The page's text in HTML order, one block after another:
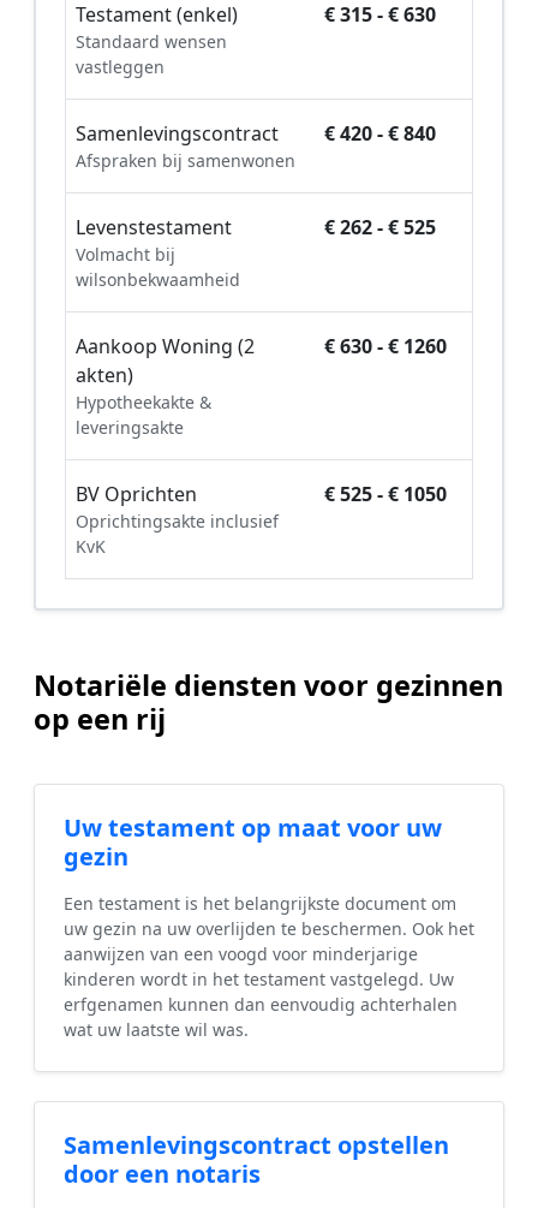
Testament (enkel)
Standaard wensen
vastleggen
€ 315 - € 630
Samenlevingscontract
Afspraken bij samenwonen
€ 420 - € 840
Levenstestament
Volmacht bij
wilsonbekwaamheid
€ 262 - € 525
Aankoop Woning (2
akten)
Hypotheekakte &
leveringsakte
€ 630 - € 1260
BV Oprichten
Oprichtingsakte inclusief
KvK
€ 525 - € 1050
Notariële diensten voor gezinnen
op een rij
Uw testament op maat voor uw
gezin
Een testament is het belangrijkste document om
uw gezin na uw overlijden te beschermen. Ook het
aanwijzen van een voogd voor minderjarige
kinderen wordt in het testament vastgelegd. Uw
erfgenamen kunnen dan eenvoudig achterhalen
wat uw laatste wil was.
Samenlevingscontract opstellen
door een notaris